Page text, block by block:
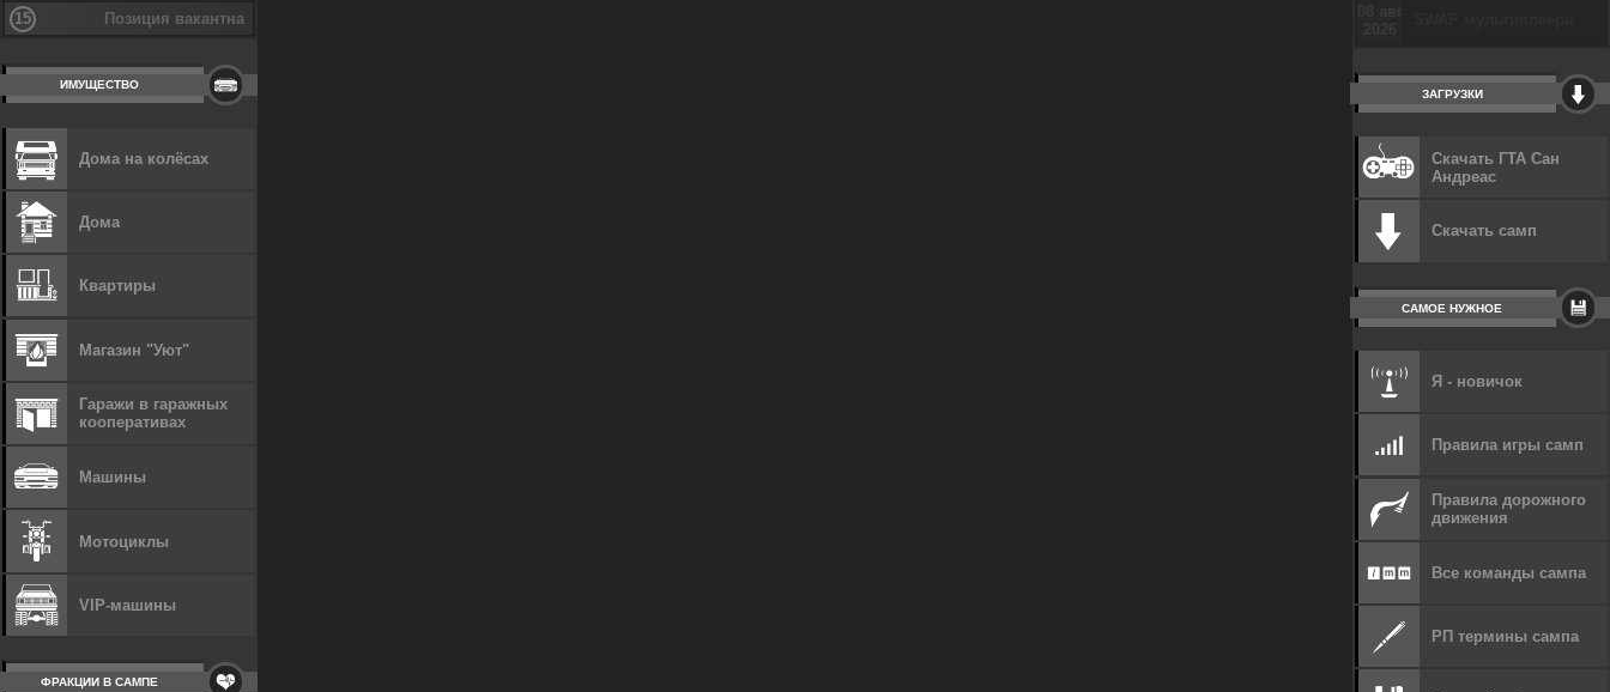
15
Позиция вакантна
ИМУЩЕСТВО
Дома на колёсах
Дома
Квартиры
Магазин "Уют"
Гаражи в гаражных
кооперативах
Машины
Мотоциклы
VIP-машины
ФРАКЦИИ В САМПЕ
ЗАГРУЗКИ
Скачать ГТА Сан
Андреас
Скачать самп
САМОЕ НУЖНОЕ
Я - новичок
Правила игры самп
Правила дорожного
движения
Все команды сампа
РП термины сампа